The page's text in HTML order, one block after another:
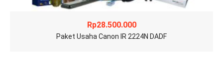
Rp28.500.000
Paket Usaha Canon IR 2224N DADF